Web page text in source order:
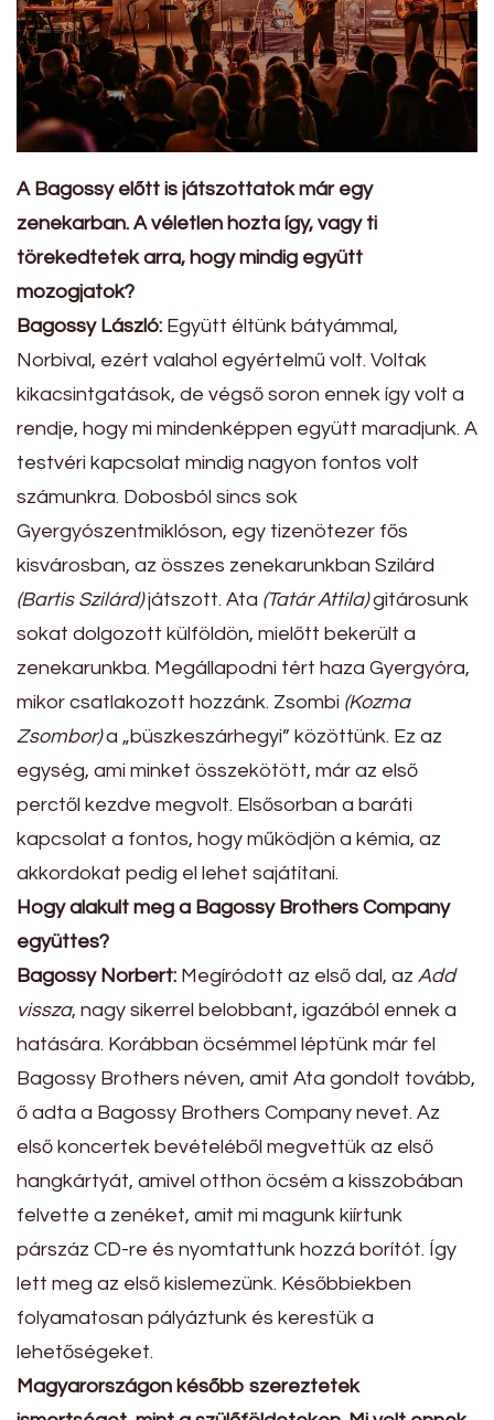
A Bagossy előtt is játszottatok már egy
zenekarban. A véletlen hozta így, vagy ti
törekedtetek arra, hogy mindig együtt
mozogjatok?
Bagossy László: Együtt éltünk bátyámmal,
Norbival, ezért valahol egyértelmű volt. Voltak
kikacsintgatások, de végső soron ennek így volt a
rendje, hogy mi mindenképpen együtt maradjunk. A
testvéri kapcsolat mindig nagyon fontos volt
számunkra. Dobosból sincs sok
Gyergyószentmiklóson, egy tizenötezer fős
kisvárosban, az összes zenekarunkban Szilárd
(Bartis Szilárd)játszott. Ata (Tatár Attila)gitárosunk
sokat dolgozott külföldön, mielőtt bekerült a
zenekarunkba. Megállapodni tért haza Gyergyóra,
mikor csatlakozott hozzánk. Zsombi (Kozma
Zsombor)a „büszkeszárhegyi” közöttünk. Ez az
egység, ami minket összekötött, már az első
perctől kezdve megvolt. Elsősorban a baráti
kapcsolat a fontos, hogy működjön a kémia, az
akkordokat pedig el lehet sajátítani.
Hogy alakult meg a Bagossy Brothers Company
együttes?
Bagossy Norbert: Megíródott az első dal, az Add
vissza, nagy sikerrel belobbant, igazából ennek a
hatására. Korábban öcsémmel léptünk már fel
Bagossy Brothers néven, amit Ata gondolt tovább,
ő adta a Bagossy Brothers Company nevet. Az
első koncertek bevételéből megvettük az első
hangkártyát, amivel otthon öcsém a kisszobában
felvette a zenéket, amit mi magunk kiírtunk
párszáz CD-re és nyomtattunk hozzá borítót. Így
lett meg az első kislemezünk. Későbbiekben
folyamatosan pályáztunk és kerestük a
lehetőségeket.
Magyarországon később szereztetek